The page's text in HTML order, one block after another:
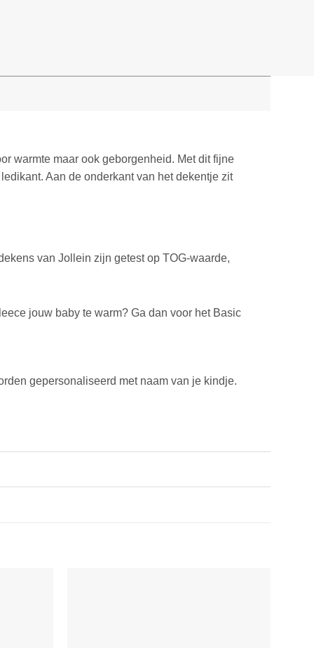
warmte maar ook geborgenheid. Met dit fijne
Aan de onderkant van het dekentje zit
van Jollein zijn getest op TOG-waarde,
jouw baby te warm? Ga dan voor het Basic
gepersonaliseerd met naam van je kindje.